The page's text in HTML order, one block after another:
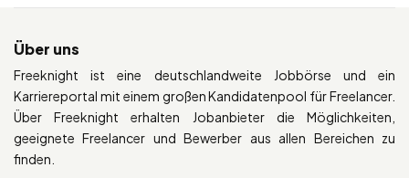
Über uns
Freeknight ist eine deutschlandweite Jobbörse und ein
Karriereportal mit einem großen Kandidatenpool für Freelancer.
Über Freeknight erhalten Jobanbieter die Möglichkeiten,
geeignete Freelancer und Bewerber aus allen Bereichen zu
finden.